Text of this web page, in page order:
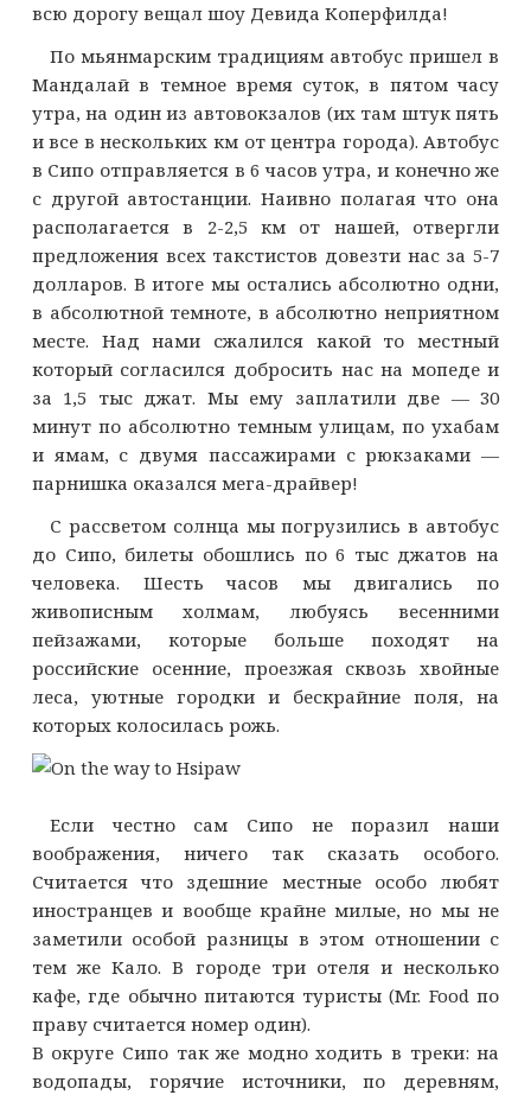
всю дорогу вещал шоу Девида Коперфилда!
По мьянмарским традициям автобус пришел в
Мандалай в темное время суток, в пятом часу
утра, на один из автовокзалов (их там штук пять
и все в нескольких км от центра города). Автобус
в Сипо отправляется в 6 часов утра, и конечно же
с другой автостанции. Наивно полагая что она
располагается в 2-2,5 км от нашей, отвергли
предложения всех такстистов довезти нас за 5-7
долларов. В итоге мы остались абсолютно одни,
в абсолютной темноте, в абсолютно неприятном
месте. Над нами сжалился какой то местный
который согласился добросить нас на мопеде и
за 1,5 тыс джат. Мы ему заплатили две — 30
минут по абсолютно темным улицам, по ухабам
и ямам, с двумя пассажирами с рюкзаками —
парнишка оказался мега-драйвер!
С рассветом солнца мы погрузились в автобус
до Сипо, билеты обошлись по 6 тыс джатов на
человека. Шесть часов мы двигались по
живописным холмам, любуясь весенними
пейзажами, которые больше походят на
российские осенние, проезжая сквозь хвойные
леса, уютные городки и бескрайние поля, на
которых колосилась рожь.
Если честно сам Сипо не поразил наши
воображения, ничего так сказать особого.
Считается что здешние местные особо любят
иностранцев и вообще крайне милые, но мы не
заметили особой разницы в этом отношении с
тем же Кало. В городе три отеля и несколько
кафе, где обычно питаются туристы (Mr. Food по
праву считается номер один).
В округе Сипо так же модно ходить в треки: на
водопады, горячие источники, по деревням,